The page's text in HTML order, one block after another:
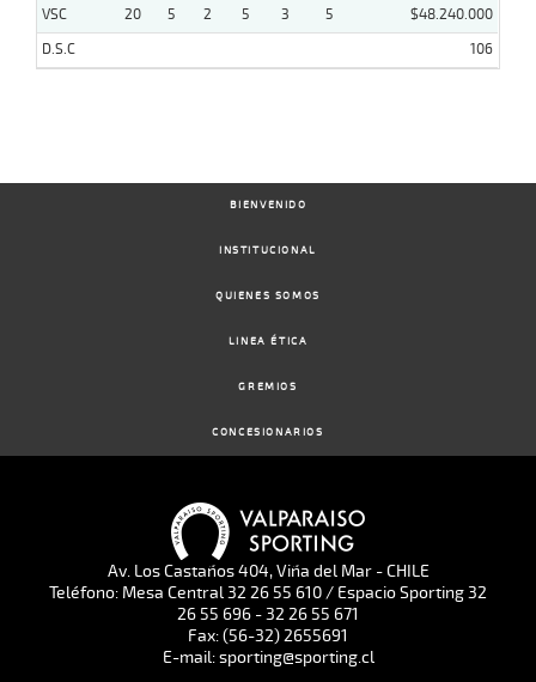
VSC
20 5 2 5 3 5
$48.240.000
D.S.C
106
BIENVENIDO
INSTITUCIONAL
QUIENES SOMOS
LINEA ÉTICA
GREMIOS
CONCESIONARIOS
Av. Los Castaños 404, Viña del Mar - CHILE
Teléfono: Mesa Central 32 26 55 610 / Espacio Sporting 32
26 55 696 - 32 26 55 671
Fax: (56-32) 2655691
E-mail: sporting@sporting.cl